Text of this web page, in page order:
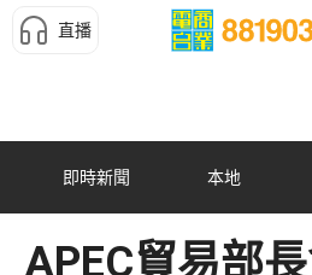
直播
即時新聞 本地
APEC貿易部